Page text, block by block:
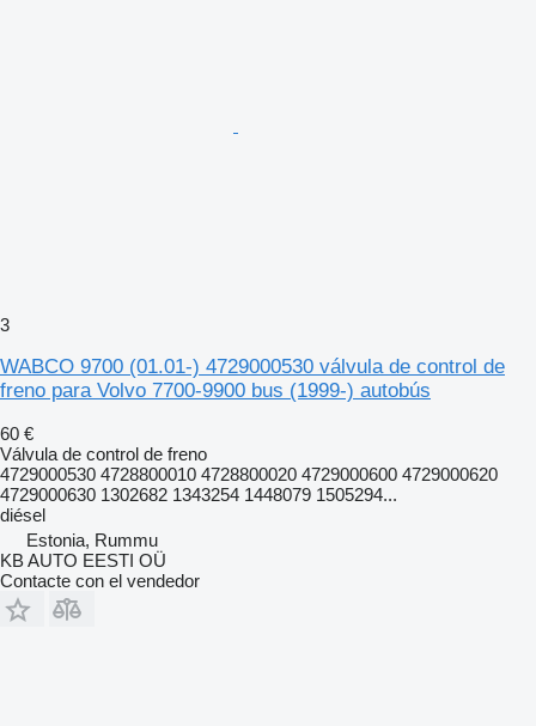
3
WABCO 9700 (01.01-) 4729000530 válvula de control de
freno para Volvo 7700-9900 bus (1999-) autobús
60 €
Válvula de control de freno
4729000530 4728800010 4728800020 4729000600 4729000620
4729000630 1302682 1343254 1448079 1505294...
diésel
Estonia, Rummu
KB AUTO EESTI OÜ
Contacte con el vendedor